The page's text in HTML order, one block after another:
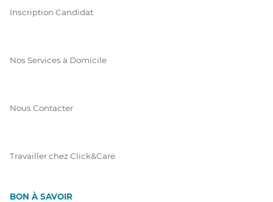
Inscription Candidat
Nos Services à Domicile
Nous Contacter
Travailler chez Click&Care
BON À SAVOIR